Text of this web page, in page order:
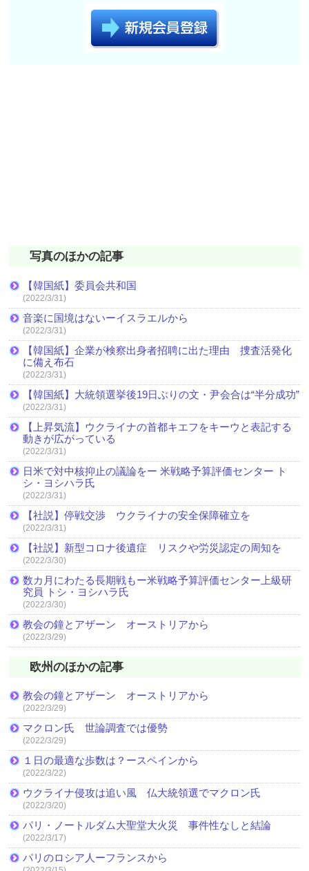
写真のほかの記事
【韓国紙】委員会共和国
(2022/3/31)
音楽に国境はないーイスラエルから
(2022/3/31)
【韓国紙】企業が検察出身者招聘に出た理由 捜査活発化
に備え布石
(2022/3/31)
【韓国紙】大統領選挙後19日ぶりの文・尹会合は“半分成功”
(2022/3/31)
【上昇気流】ウクライナの首都キエフをキーウと表記する
動きが広がっている
(2022/3/31)
日米で対中核抑止の議論をー 米戦略予算評価センター ト
シ・ヨシハラ氏
(2022/3/31)
【社説】停戦交渉 ウクライナの安全保障確立を
(2022/3/31)
【社説】新型コロナ後遺症 リスクや労災認定の周知を
(2022/3/30)
数カ月にわたる長期戦もー米戦略予算評価センター上級研
究員 トシ・ヨシハラ氏
(2022/3/30)
教会の鐘とアザーン オーストリアから
(2022/3/29)
欧州のほかの記事
教会の鐘とアザーン オーストリアから
(2022/3/29)
マクロン氏 世論調査では優勢
(2022/3/29)
１日の最適な歩数は？ースペインから
(2022/3/22)
ウクライナ侵攻は追い風 仏大統領選でマクロン氏
(2022/3/20)
パリ・ノートルダム大聖堂大火災 事件性なしと結論
(2022/3/17)
パリのロシア人ーフランスから